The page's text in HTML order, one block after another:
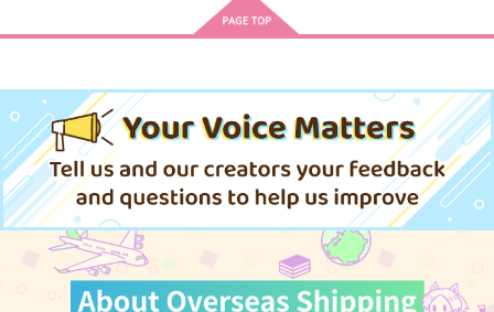
へし切長谷部×燭台切光忠
作品詳細 作品詳細